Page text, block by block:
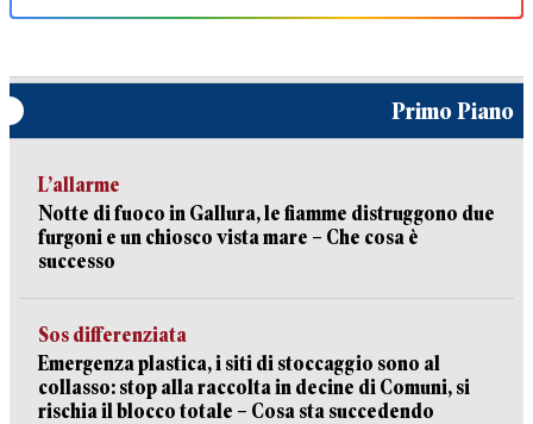
Primo Piano
L’allarme
Notte di fuoco in Gallura, le fiamme distruggono due
furgoni e un chiosco vista mare – Che cosa è
successo
Sos differenziata
Emergenza plastica, i siti di stoccaggio sono al
collasso: stop alla raccolta in decine di Comuni, si
rischia il blocco totale – Cosa sta succedendo